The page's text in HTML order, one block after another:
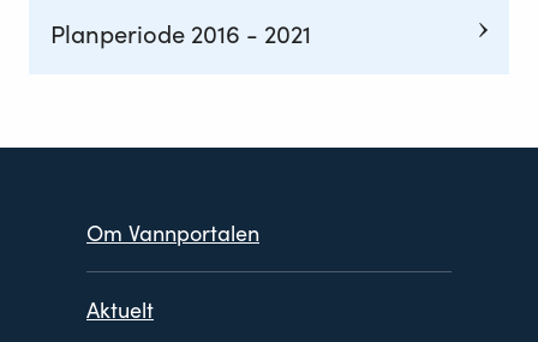
Planperiode 2016 - 2021
Om Vannportalen
Aktuelt